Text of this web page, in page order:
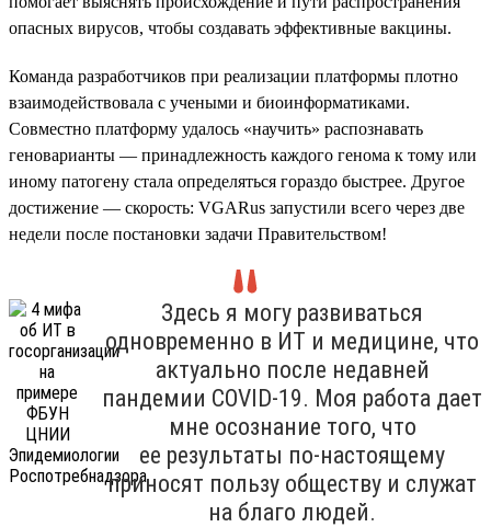
опасных вирусов, чтобы создавать эффективные вакцины.
Команда разработчиков при реализации платформы плотно
взаимодействовала с учеными и биоинформатиками.
Совместно платформу удалось «научить» распознавать
геноварианты — принадлежность каждого генома к тому или
иному патогену стала определяться гораздо быстрее. Другое
достижение — скорость: VGARus запустили всего через две
недели после постановки задачи Правительством!
Здесь я могу развиваться
одновременно в ИТ и медицине, что
актуально после недавней
пандемии COVID-19. Моя работа дает
мне осознание того, что
ее результаты по-настоящему
приносят пользу обществу и служат
на благо людей.